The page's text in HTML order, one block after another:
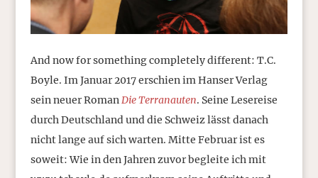
And now for something completely different: T.C.
Boyle. Im Januar 2017 erschien im Hanser Verlag
sein neuer RomanDie Terranauten. Seine Lesereise
durch Deutschland und die Schweiz lässt danach
nicht lange auf sich warten. Mitte Februar ist es
soweit: Wie in den Jahren zuvor begleite ich mit